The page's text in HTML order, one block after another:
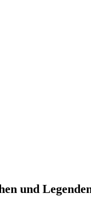
und